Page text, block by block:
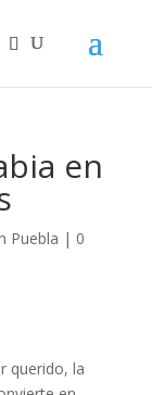
en
Puebla | 0
querido, la